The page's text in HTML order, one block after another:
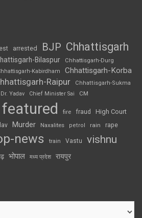
arrested BJP Chhattisgarh
Bilaspur Chhattisgarh-Durg
Kabirdham Chhattisgarh-Korba
Raipur
Chhattisgarh-Sukma
Yadav Chief Minister Sai CM
featured fire fraud High Court
Murder Naxalites petrol rain rape
news train Vastu vishnu
भोपाल मध्य प्रदेश रायपुर